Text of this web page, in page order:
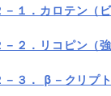
－１．カロテン（
－２．リコピン（
－３． β－クリプ